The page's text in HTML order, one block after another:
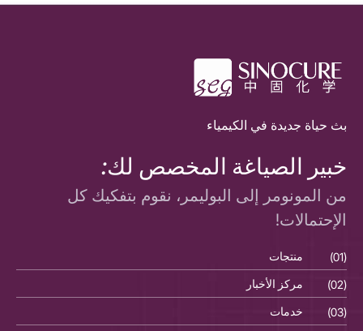
بث حياة جديدة في الكيمياء
خبير الصياغة المخصص لك:
من المونومر إلى البوليمر، نقوم بتفكيك كل
الإحتمالات!
(01) منتجات
(02)
مركز الأخبار
(03)
خدمات